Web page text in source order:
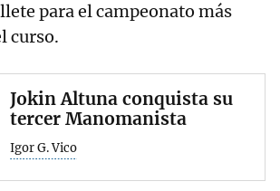
para el campeonato más
curso.
Jokin Altuna conquista su
tercer Manomanista
Igor G. Vico